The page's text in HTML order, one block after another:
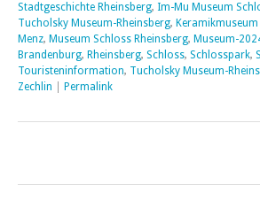
Stadtgeschichte Rheinsberg, Im-Mu Museum
Tucholsky Museum-Rheinsberg,
Menz, Museum Schloss Rheinsberg, Museum-
Brandenburg, Rheinsberg, Schloss, Schlosspark,
Touristeninformation, Tucholsky Museum-
Zechlin
Permalink